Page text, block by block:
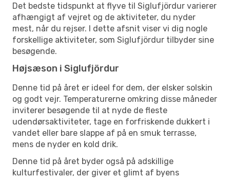
Det bedste tidspunkt at flyve til Siglufjördur varierer
afhængigt af vejret og de aktiviteter, du nyder
mest, når du rejser. I dette afsnit viser vi dig nogle
forskellige aktiviteter, som Siglufjördur tilbyder sine
besøgende.
Højsæson i Siglufjördur
Denne tid på året er ideel for dem, der elsker solskin
og godt vejr. Temperaturerne omkring disse måneder
inviterer besøgende til at nyde de fleste
udendørsaktiviteter, tage en forfriskende dukkert i
vandet eller bare slappe af på en smuk terrasse,
mens de nyder en kold drik.
Denne tid på året byder også på adskillige
kulturfestivaler, der giver et glimt af byens